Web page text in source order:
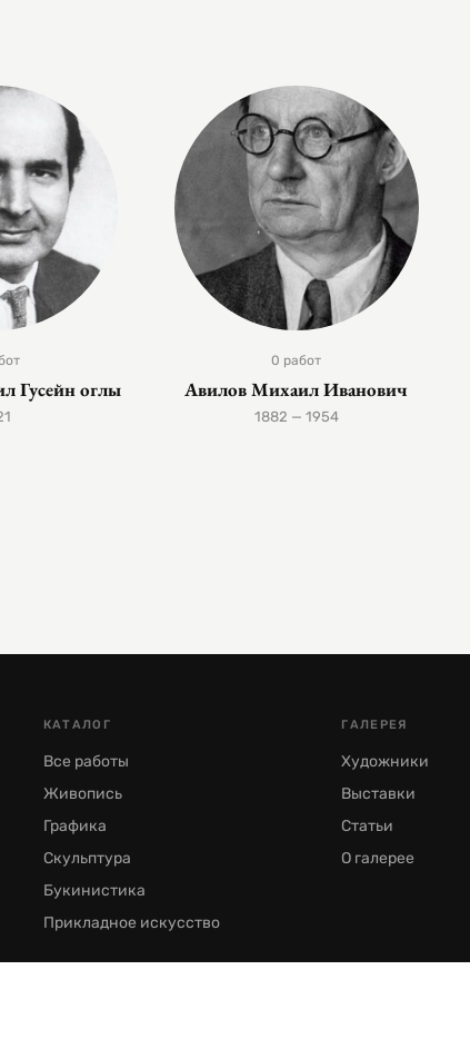
Гусейн оглы
0 работ
Авилов Михаил Иванович
1882 — 1954
КАТАЛОГ
Все работы
Живопись
Графика
Скульптура
Букинистика
Прикладное искусство
ГАЛЕРЕЯ
Художники
Выставки
Статьи
О галерее